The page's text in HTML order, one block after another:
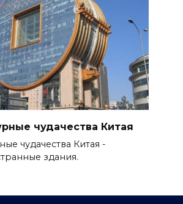
чудачества Китая
чудачества Китая -
здания.